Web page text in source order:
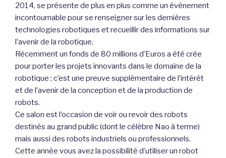
2014, se présente de plus en plus comme un événement
incontournable pour se renseigner sur les dernières
technologies robotiques et recueillir des informations sur
l’avenir de la robotique.
Récemment un fonds de 80 millions d’Euros a été crée
pour porter les projets innovants dans le domaine de la
robotique ; c’est une preuve supplémentaire de l’intérêt
et de l’avenir de la conception et de la production de
robots.
Ce salon est l’occasion de voir ou revoir des robots
destinés au grand public (dont le célèbre Nao à terme)
mais aussi des robots industriels ou professionnels.
Cette année vous avez la possibilité d’utiliser un robot